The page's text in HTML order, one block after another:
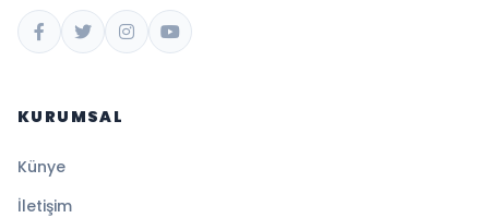
KURUMSAL
Künye
İletişim